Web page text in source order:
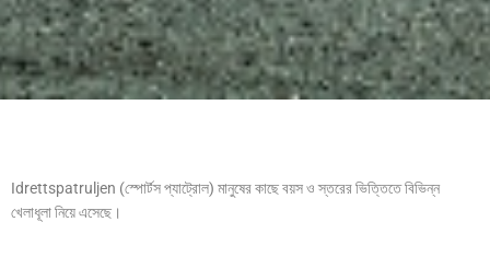
Idrettspatruljen (স্পোর্টস প্যাট্রোল) মানুষের কাছে বয়স ও স্তরের ভিত্তিতে বিভিন্ন
খেলাধূলা নিয়ে এসেছে।